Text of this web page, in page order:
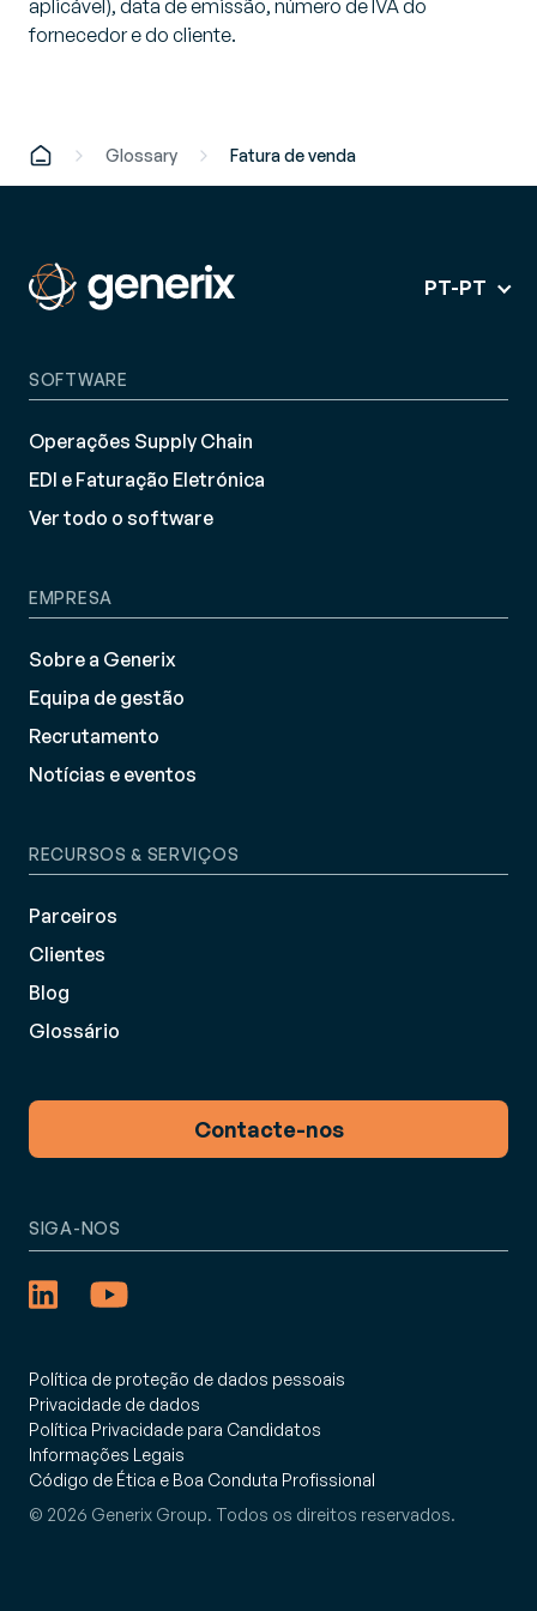
aplicável), data de emissão, número de IVA do
fornecedor e do cliente.
Glossary Fatura de venda
PT-PT
SOFTWARE
Operações Supply Chain
EDI e Faturação Eletrónica
Ver todo o software
EMPRESA
Sobre a Generix
Equipa de gestão
Recrutamento
Notícias e eventos
RECURSOS & SERVIÇOS
Parceiros
Clientes
Blog
Glossário
Contacte-nos
Política de proteção de dados pessoais
Privacidade de dados
Política Privacidade para Candidatos
Informações Legais
Código de Ética e Boa Conduta Profissional
© 2026 Generix Group. Todos os direitos reservados.
SIGA-NOS